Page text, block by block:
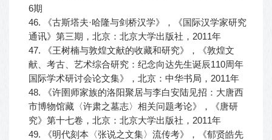
6期
46. 《古斯塔夫·哈隆与剑桥汉学》，《国际汉学家研究
通讯》第三期，北京：北京大学出版社，2011年
47. 《王树楠与敦煌文献的收藏和研究》，《敦煌文
献、考古、艺术综合研究：纪念向达先生诞辰110周年
国际学术研讨会论文集》，北京：中华书局，2011年
48. 《许圉师家族的洛阳聚居与李白安陆见招：大唐西
市博物馆藏〈许肃之墓志〉相关问题考论》，《唐研
究》第十七卷，北京：北京大学出版社，2011年
49. 《明代刻本〈张说之文集〉流传考》，《郁贤皓先